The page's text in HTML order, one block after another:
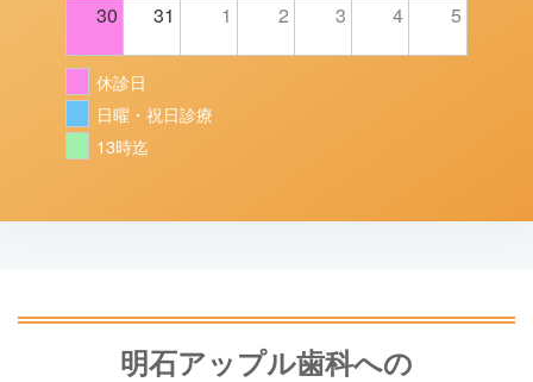
30 31 1 2 3 4 5
休診日
日曜・祝日診療
13時迄
明石アップル歯科への